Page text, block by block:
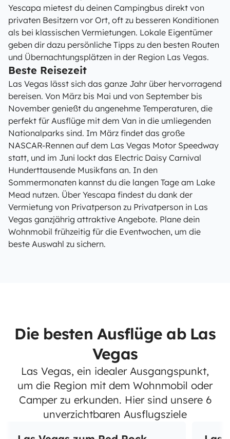
Yescapa mietest du deinen Campingbus direkt von
privaten Besitzern vor Ort, oft zu besseren Konditionen
als bei klassischen Vermietungen. Lokale Eigentümer
geben dir dazu persönliche Tipps zu den besten Routen
und Übernachtungsplätzen in der Region Las Vegas.
Beste Reisezeit
Las Vegas lässt sich das ganze Jahr über hervorragend
bereisen. Von März bis Mai und von September bis
November genießt du angenehme Temperaturen, die
perfekt für Ausflüge mit dem Van in die umliegenden
Nationalparks sind. Im März findet das große
NASCAR-Rennen auf dem Las Vegas Motor Speedway
statt, und im Juni lockt das Electric Daisy Carnival
Hunderttausende Musikfans an. In den
Sommermonaten kannst du die langen Tage am Lake
Mead nutzen. Über Yescapa findest du dank der
Vermietung von Privatperson zu Privatperson in Las
Vegas ganzjährig attraktive Angebote. Plane dein
Wohnmobil frühzeitig für die Eventwochen, um die
beste Auswahl zu sichern.
Die besten Ausflüge ab Las
Vegas
Las Vegas, ein idealer Ausgangspunkt,
um die Region mit dem Wohnmobil oder
Camper zu erkunden. Hier sind unsere 6
unverzichtbaren Ausflugsziele